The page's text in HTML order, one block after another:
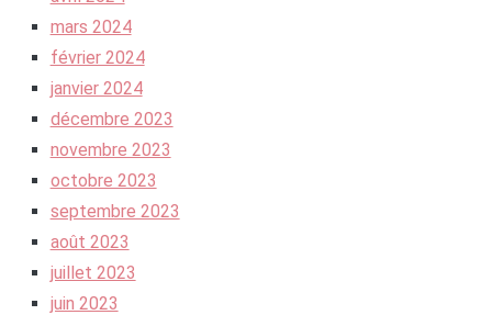
mars 2024
février 2024
janvier 2024
décembre 2023
novembre 2023
octobre 2023
septembre 2023
août 2023
juillet 2023
juin 2023